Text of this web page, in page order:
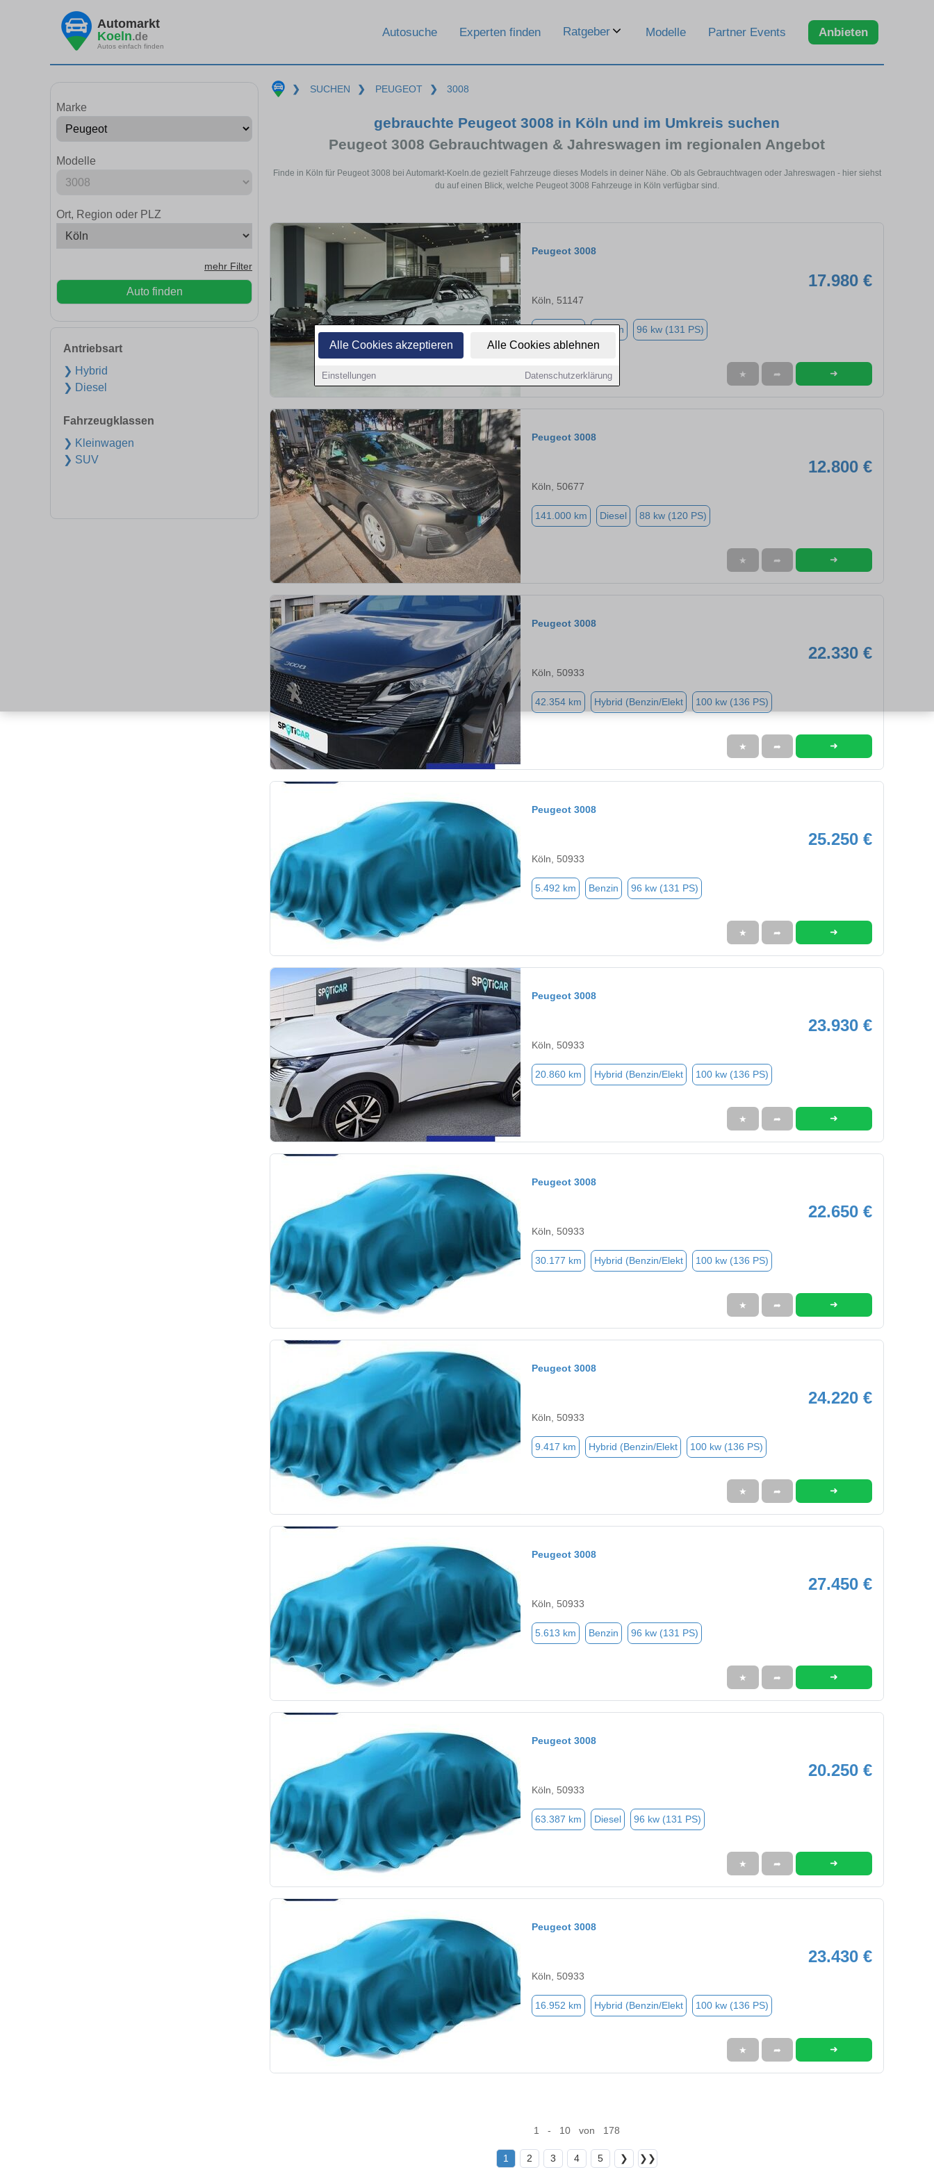
Alle Cookies akzeptieren Alle Cookies ablehnen
Einstellungen Datenschutzerklärung
Automarkt
Koeln.de
Autos einfach finden
Autosuche Experten finden Ratgeber Modelle Partner Events Anbieten
Marke
Modelle
Ort, Region oder PLZ
mehr Filter
Auto finden
Antriebsart
❯ Hybrid
❯ Diesel
Fahrzeugklassen
❯ Kleinwagen
❯ SUV
❯ SUCHEN ❯ PEUGEOT ❯ 3008
gebrauchte Peugeot 3008 in Köln und im Umkreis suchen
Peugeot 3008 Gebrauchtwagen & Jahreswagen im regionalen Angebot
Finde in Köln für Peugeot 3008 bei Automarkt-Koeln.de gezielt Fahrzeuge dieses Models in deiner Nähe. Ob als Gebrauchtwagen oder Jahreswagen - hier siehst
du auf einen Blick, welche Peugeot 3008 Fahrzeuge in Köln verfügbar sind.
Peugeot 3008
17.980 €
Köln, 51147
Benzin 96 kw (131 PS)
★ ➦ ➜
Peugeot 3008
12.800 €
Köln, 50677
141.000 km Diesel 88 kw (120 PS)
★ ➦ ➜
Peugeot 3008
22.330 €
Köln, 50933
42.354 km Hybrid (Benzin/Elekt 100 kw (136 PS)
★ ➦ ➜
Peugeot 3008
25.250 €
Köln, 50933
5.492 km Benzin 96 kw (131 PS)
★ ➦ ➜
Peugeot 3008
23.930 €
Köln, 50933
20.860 km Hybrid (Benzin/Elekt 100 kw (136 PS)
★ ➦ ➜
Peugeot 3008
22.650 €
Köln, 50933
30.177 km Hybrid (Benzin/Elekt 100 kw (136 PS)
★ ➦ ➜
Peugeot 3008
24.220 €
Köln, 50933
9.417 km Hybrid (Benzin/Elekt 100 kw (136 PS)
★ ➦ ➜
Peugeot 3008
27.450 €
Köln, 50933
5.613 km Benzin 96 kw (131 PS)
★ ➦ ➜
Peugeot 3008
20.250 €
Köln, 50933
63.387 km Diesel 96 kw (131 PS)
★ ➦ ➜
Peugeot 3008
23.430 €
Köln, 50933
16.952 km Hybrid (Benzin/Elekt 100 kw (136 PS)
★ ➦ ➜
1 - 10 von 178
1 2 3 4 5 ❯ ❯❯